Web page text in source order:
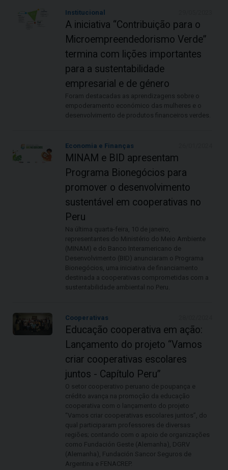
Institucional
A iniciativa “Contribuição para o
Microempreendedorismo Verde”
termina com lições importantes
para a sustentabilidade
empresarial e de género
Foram destacadas as aprendizagens sobre o
empoderamento económico das mulheres e o
desenvolvimento de produtos financeiros verdes.
Economia e Finanças
MINAM e BID apresentam
Programa Bionegócios para
promover o desenvolvimento
sustentável em cooperativas no
Peru
Na última quarta-feira, 10 de janeiro,
representantes do Ministério do Meio Ambiente
(MINAM) e do Banco Interamericano de
Desenvolvimento (BID) anunciaram o Programa
Bionegócios, uma iniciativa de financiamento
destinada a cooperativas comprometidas com a
sustentabilidade ambiental no Peru.
Cooperativas
Educação cooperativa em ação:
Lançamento do projeto “Vamos
criar cooperativas escolares
juntos - Capítulo Peru”
O setor cooperativo peruano de poupança e
crédito avança na promoção da educação
cooperativa com o lançamento do projeto
“Vamos criar cooperativas escolares juntos”, do
qual participaram professores de diversas
regiões; contando com o apoio de organizações
como Fundación Geste (Alemanha), DGRV
(Alemanha), Fundación Sancor Seguros de
Argentina e FENACREP.